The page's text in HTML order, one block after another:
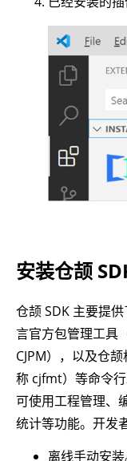
安装仓颉
仓颉 SDK 主要提
言官方包管理工具
CJPM），以及仓
称 cjfmt）等命令行
可使用工程管理、
统计等功能。开发
离线手动安